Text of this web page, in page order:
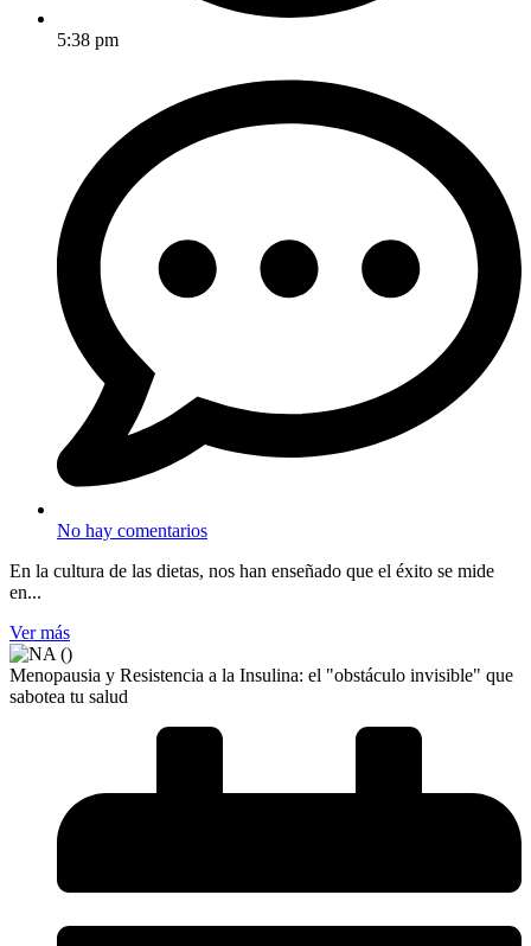
5:38 pm
No hay comentarios
En la cultura de las dietas, nos han enseñado que el éxito se mide
en...
Ver más
Menopausia y Resistencia a la Insulina: el "obstáculo invisible" que
sabotea tu salud